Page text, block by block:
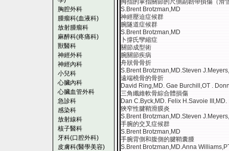
胸腔外科
腫瘤科(血液科)
放射腫瘤科
麻醉科(疼痛科)
獸醫科
神經外科
神經內科
小兒科
心臟內科
心臟血管外科
急診科
感染科
放射線科
核子醫科
牙科(口腔外科)
皮膚科(醫學美容)
拇指的掌指關節的尺側副韌帶損傷（滑
S.Brent Brotzman,MD
神經壓迫症候群
腕隧道症候群
S.Brent Brotzman,MD
卜撐氏孿縮症
關節成型術
腕關節疾病
舟狀骨骨折
S.Brent Brotzman,MD.Steven
遠端橈骨的骨折
David Ring,MD. Gae Burchill,OT .
三角纖維軟骨綜合體損傷
Dan C.Byck,MD. Felix H.Savoie
狹窄性腱鞘滑膜炎
S.Brent Brotzman,MD.Steven
手腕的交叉症候群
S.Brent Brotzman,MD
手腕背側和腹側的腱鞘囊腫
S.Brent Brotzman,MD.Anna